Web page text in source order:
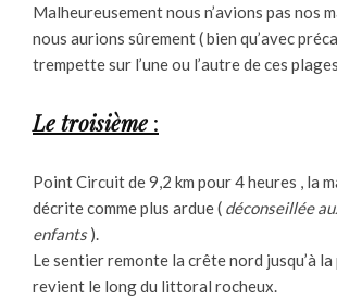
Malheureusement nous n’avions pas nos
nous aurions sûrement ( bien qu’avec
trempette sur l’une ou l’autre de ces
Le troisième :
Point Circuit de 9,2 km pour 4 heures , la
décrite comme plus ardue ( déconseillée
enfants).
Le sentier remonte la crête nord jusqu’à
revient le long du littoral rocheux.